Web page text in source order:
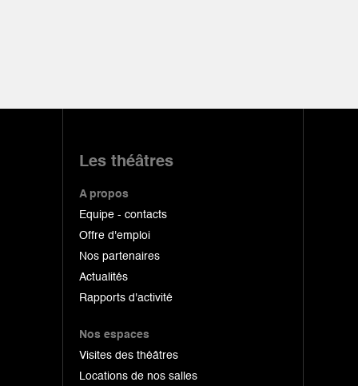
Les théâtres
A propos
Equipe - contacts
Offre d'emploi
Nos partenaires
Actualités
Rapports d'activité
Nos espaces
Visites des théâtres
Locations de nos salles